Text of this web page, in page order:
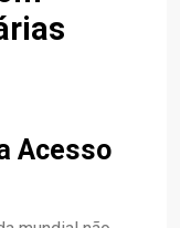
Acesso